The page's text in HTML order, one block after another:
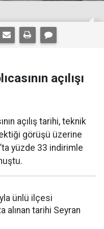
açılışı
açılış tarihi, teknik
görüşü üzerine
yüzde 33 indirimle
ünlü ilçesi
alınan tarihi Seyran